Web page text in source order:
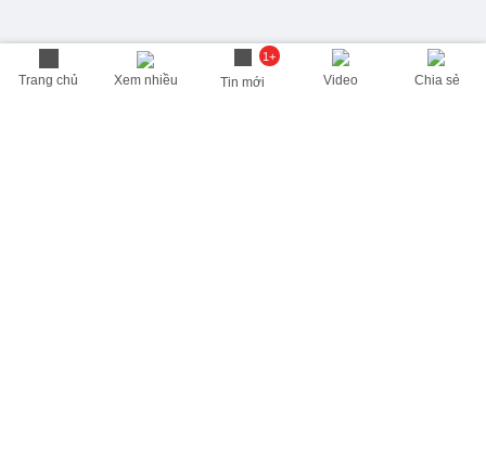
Trang chủ Xem nhiều
1+
Tin mới Video Chia sẻ